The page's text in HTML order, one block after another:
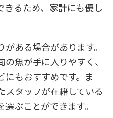
きるため、家計にも優し
ある場合があります。
魚が手に入りやすく、
にもおすすめです。ま
スタッフが在籍している
ぶことができます。